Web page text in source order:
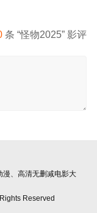
条 “怪物2025” 影评
、高清无删减电影大
Reserved